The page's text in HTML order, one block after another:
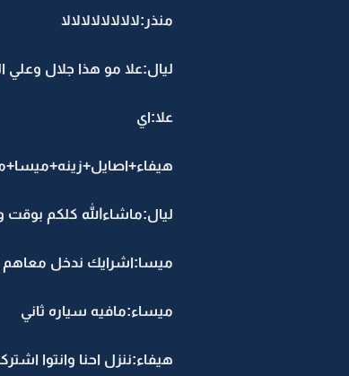
منذر:لالالالالالالالا
ليال:علا مو هذا جلال وعلي
علا:اي
ليال:ماشاءالله كلكم بوقت
ميسا:اشرايك ندخل معاهم
ميساء:مافيه سياره ثاني
هيفاء:ننزل احنا وانتوا